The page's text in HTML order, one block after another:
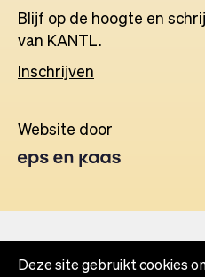
Blijf op de hoogte en
van KANTL.
Inschrijven
Website door
in
tab
Deze site gebruikt cookies